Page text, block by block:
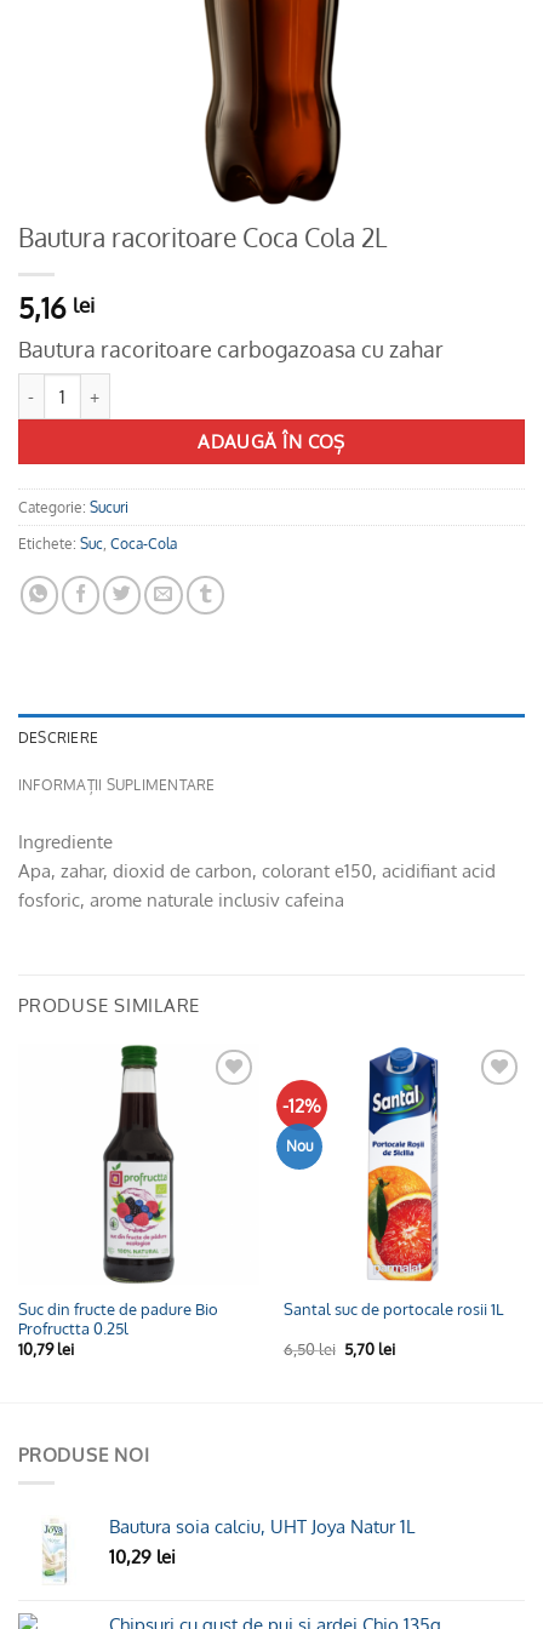
Bautura racoritoare Coca Cola 2L
5,16 lei
Bautura racoritoare carbogazoasa cu zahar
ADAUGĂ ÎN COȘ
Categorie: Sucuri
Etichete: Suc, Coca-Cola
DESCRIERE
INFORMAȚII SUPLIMENTARE
Ingrediente
Apa, zahar, dioxid de carbon, colorant e150, acidifiant acid
fosforic, arome naturale inclusiv cafeina
PRODUSE SIMILARE
Suc din fructe de padure Bio
Profructta 0.25l
10,79lei
-12%
Nou
Santal suc de portocale rosii 1L
6,50lei Prețul
inițial
5,70 leiPrețul
PRODUSE NOI
Bautura soia calciu, UHT Joya Natur 1L
10,29 lei
Chipsuri cu gust de pui si ardei Chio 135g